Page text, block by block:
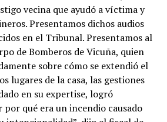
vecina que ayudó a víctima y
Presentamos dichos audios
en el Tribunal. Presentamos al
de Bomberos de Vicuña, quien
sobre cómo se extendió el
lugares de la casa, las gestiones
en su expertise, logró
por qué era un incendio causado